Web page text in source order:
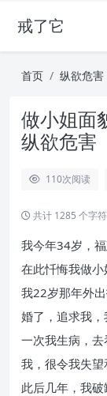
戒了它
首页 纵欲危害
做小姐面
纵欲危害
110次阅读
共计 1285 个字
我今年34岁，
在此忏悔我做小
我22岁那年外
婚了，追求我，
一次我生病，
我，很令我失望
此后几年，我